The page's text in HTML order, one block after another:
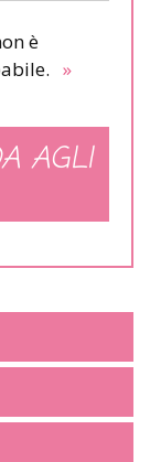
è
»
AGLI